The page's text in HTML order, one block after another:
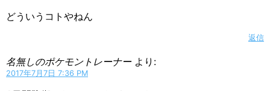
どういうコトやねん
返信
名無しのポケモントレーナー より:
2017年7月7日 7:36 PM